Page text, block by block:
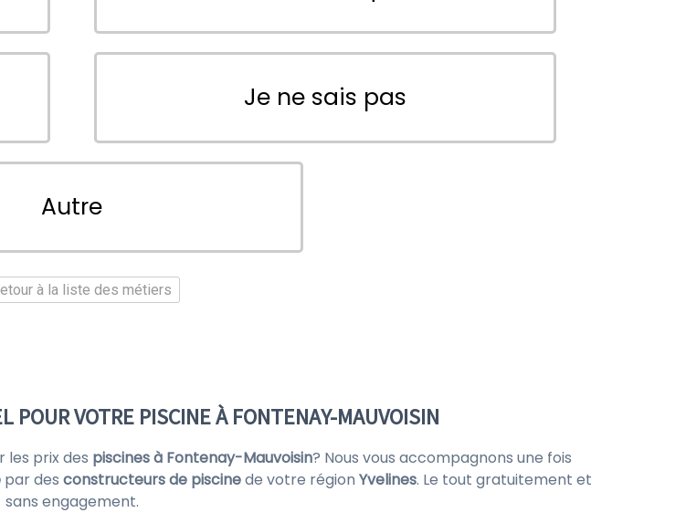
Je ne sais pas
Autre
à la liste des métiers
POUR VOTRE PISCINE À FONTENAY-MAUVOISIN
prix des piscines à Fontenay-Mauvoisin? Nous vous accompagnons une fois
par des constructeurs de piscinede votre région Yvelines. Le tout gratuitement et
sans engagement.